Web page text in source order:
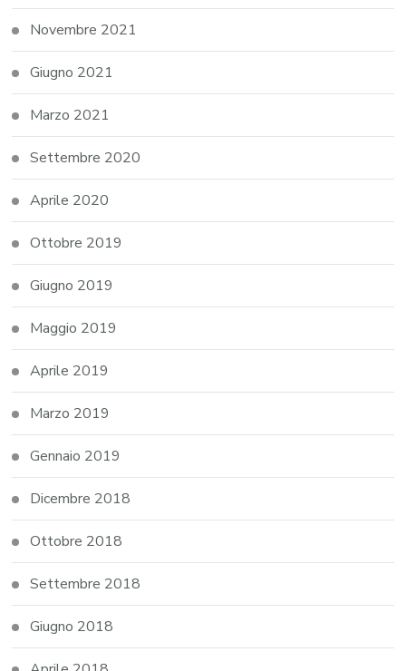
Novembre 2021
Giugno 2021
Marzo 2021
Settembre 2020
Aprile 2020
Ottobre 2019
Giugno 2019
Maggio 2019
Aprile 2019
Marzo 2019
Gennaio 2019
Dicembre 2018
Ottobre 2018
Settembre 2018
Giugno 2018